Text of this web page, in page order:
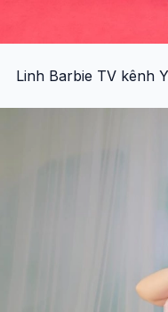
Linh Barbie TV kênh